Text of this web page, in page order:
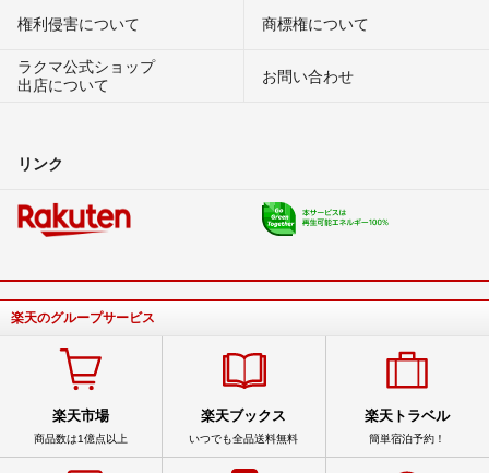
権利侵害について
商標権について
ラクマ公式ショップ
出店について
お問い合わせ
リンク
楽天のグループサービス
楽天市場
商品数は1億点以上
楽天ブックス
いつでも全品送料無料
楽天トラベル
簡単宿泊予約！